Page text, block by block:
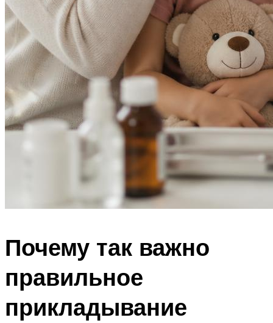
Почему так важно
правильное
прикладывание